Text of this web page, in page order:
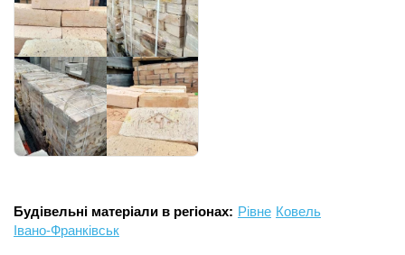
Будівельні матеріали в регіонах: Рівне Ковель
Івано-Франківськ